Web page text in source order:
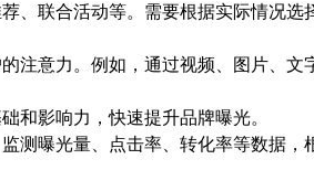
、联合活动等。需要根据实际情况选
注意力。例如，通过视频、图片、文
和影响力，快速提升品牌曝光。
测曝光量、点击率、转化率等数据，